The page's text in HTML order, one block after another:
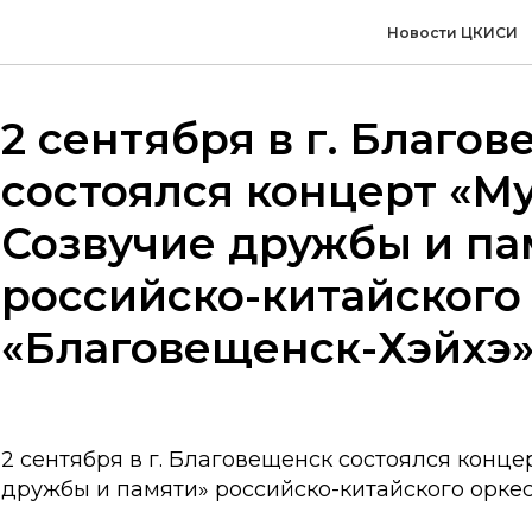
Новости ЦКИСИ
2 сентября в г.
состоялся концерт
Созвучие дружбы и
российско-
«Благовещенск-Хэйхэ»
2 сентября в г. Благовещенск состоялся
дружбы и памяти» российско-китайского